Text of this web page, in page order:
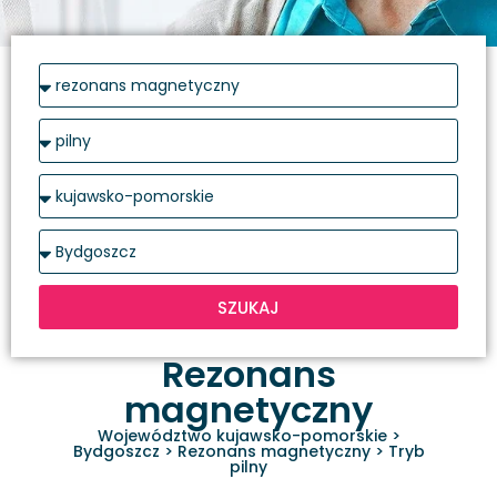
SZUKAJ
Rezonans
magnetyczny
Województwo kujawsko-pomorskie>
Bydgoszcz > Rezonans magnetyczny> Tryb
pilny